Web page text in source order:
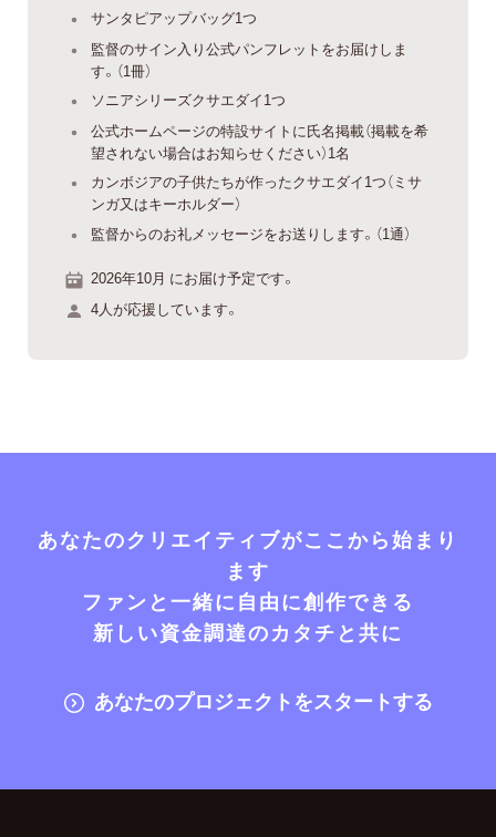
サンタピアップバッグ1つ
監督のサイン入り公式パンフレットをお届けしま
す。（1冊）
ソニアシリーズクサエダイ1つ
公式ホームページの特設サイトに氏名掲載（掲載を希
望されない場合はお知らせください）1名
カンボジアの子供たちが作ったクサエダイ1つ（ミサ
ンガ又はキーホルダー）
監督からのお礼メッセージをお送りします。（1通）
2026年10月 にお届け予定です。
4人が応援しています。
あなたのクリエイティブがここから始まり
ます
ファンと一緒に自由に創作できる
新しい資金調達のカタチと共に
あなたのプロジェクトをスタートする